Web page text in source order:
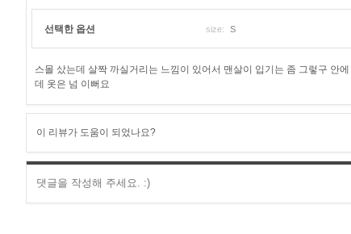
선택한 옵션 size: S
스몰 샀는데 살짝 까실거리는 느낌이 있어서 맨살이 입기는 좀 그렇구 안
데 옷은 넘 이뻐요
이 리뷰가 도움이 되었나요?